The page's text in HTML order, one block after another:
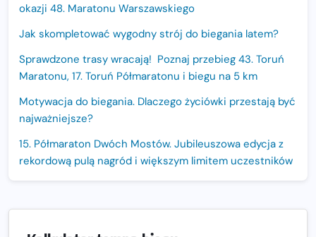
okazji 48. Maratonu Warszawskiego
Jak skompletować wygodny strój do biegania latem?
Sprawdzone trasy wracają! Poznaj przebieg 43. Toruń
Maratonu, 17. Toruń Półmaratonu i biegu na 5 km
Motywacja do biegania. Dlaczego życiówki przestają być
najważniejsze?
15. Półmaraton Dwóch Mostów. Jubileuszowa edycja z
rekordową pulą nagród i większym limitem uczestników